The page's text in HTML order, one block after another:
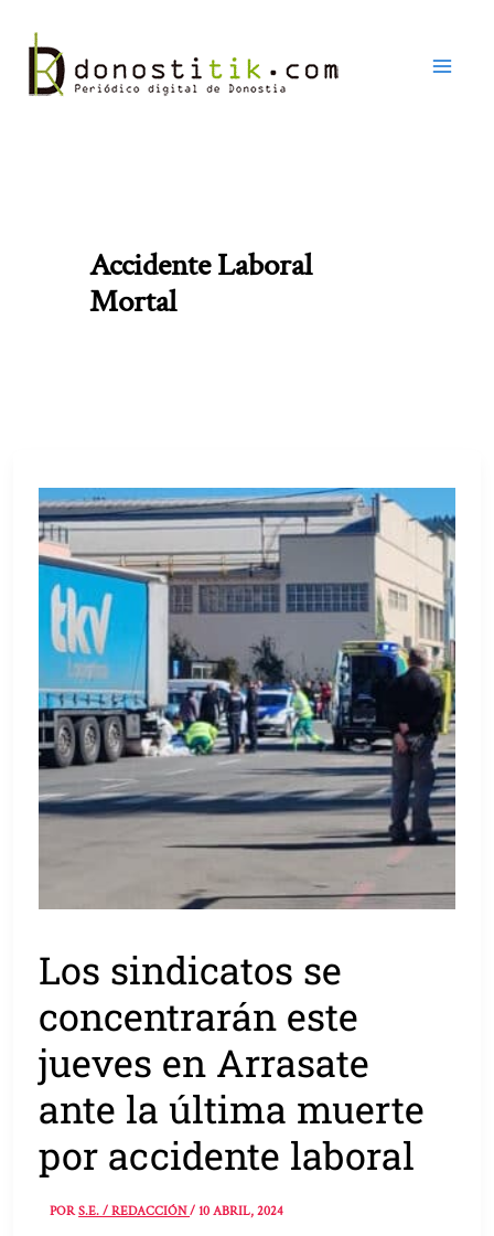
contenido
Accidente Laboral
Mortal
Los sindicatos se
concentrarán este
jueves en Arrasate
ante la última muerte
por accidente laboral
PORS.E. / REDACCIÓN/10 ABRIL, 2024